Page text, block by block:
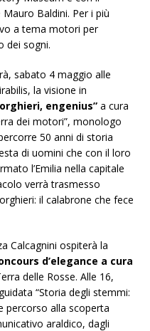
Baldini. Per i più
a tema motori per
dei sogni.
sabato 4 maggio alle
la visione in
engenius” a cura
dei motori”, monologo
50 anni di storia
di uomini che con il loro
l’Emilia nella capitale
verrà trasmesso
il calabrone che fece
Calcagnini ospiterà la
d’elegance a cura
delle Rosse. Alle 16,
“Storia degli stemmi:
percorso alla scoperta
araldico, dagli